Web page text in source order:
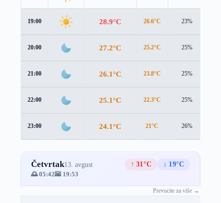
19:00 28.9°C 26.6°C 23%
20:00 27.2°C 25.2°C 25%
21:00 26.1°C 23.8°C 25%
22:00 25.1°C 22.3°C 25%
23:00 24.1°C 21°C 26%
Četvrtak13. avgust ↑ 31°C
↓ 19°C
🌅 05:42🌇 19:53
Prevucite za više →